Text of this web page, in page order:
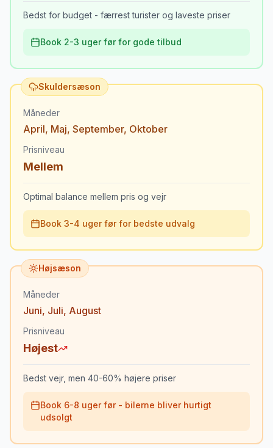
Bedst for budget - færrest turister og laveste priser
Book 2-3 uger før for gode tilbud
Skuldersæson
Måneder
April, Maj, September, Oktober
Prisniveau
Mellem
Optimal balance mellem pris og vejr
Book 3-4 uger før for bedste udvalg
Højsæson
Måneder
Juni, Juli, August
Prisniveau
Højest
Bedst vejr, men 40-60% højere priser
Book 6-8 uger før - bilerne bliver hurtigt
udsolgt